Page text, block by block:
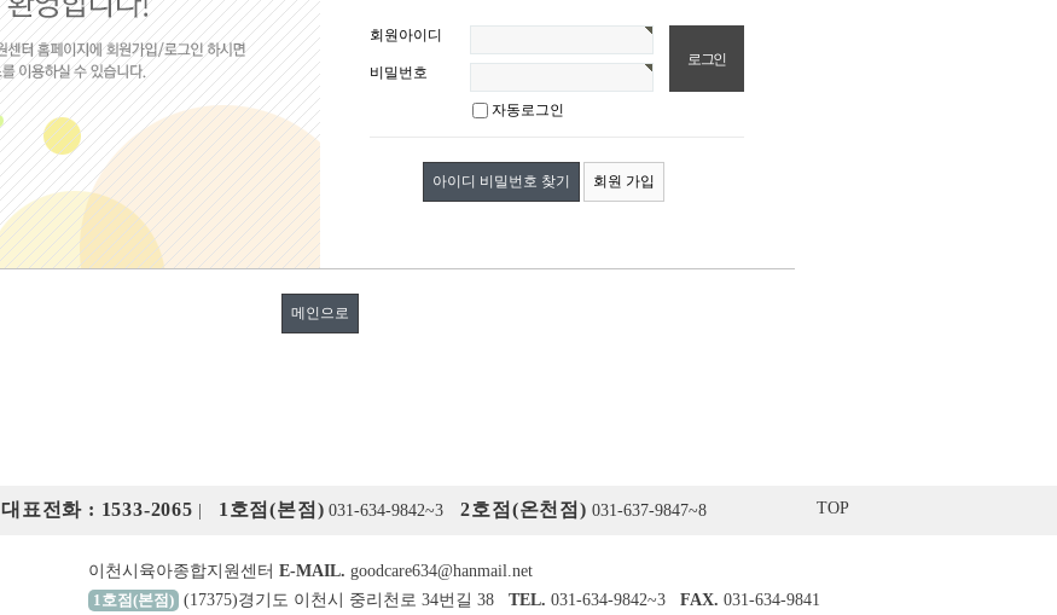
회원아이디
비밀번호
자동로그인
아이디 비밀번호 찾기 회원 가입
메인으로
대표전화 : 1533-2065 1호점(본점) 031-634-9842~3 2호점(온천점) 031-637-9847~8 TOP
이천시육아종합지원센터 E-MAIL. goodcare634@hanmail.net
1호점(본점) (17375)경기도 이천시 중리천로 34번길 38 TEL. 031-634-9842~3 FAX. 031-634-9841